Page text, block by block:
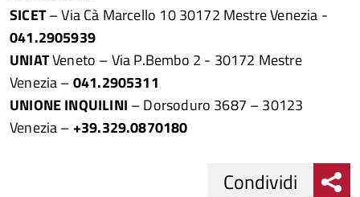
SICET– Via Cà Marcello 10 30172 Mestre Venezia -
041.2905939
UNIATVeneto – Via P.Bembo 2 - 30172 Mestre
Venezia –041.2905311
UNIONE INQUILINI – Dorsoduro 3687 – 30123
Venezia –+39.329.0870180
Condividi